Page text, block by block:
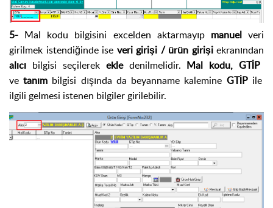
5- Mal kodu bilgisini excelden aktarmayıpmanuelveri
girilmek istendiğinde ise veri girişi / ürün girişiekranından
alıcı bilgisi seçilerek ekle denilmelidir. Mal kodu, GTİP
vetanım bilgisi dışında da beyanname kalemine GTİPile
ilgili gelmesi istenen bilgiler girilebilir.